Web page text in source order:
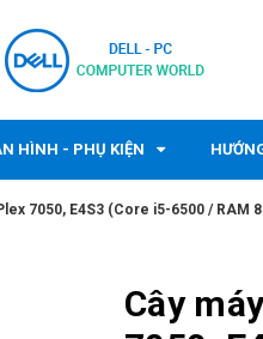
HÌNH - PHỤ KIỆN
7050, E4S3 (Core i5-6500 / RAM
Cây